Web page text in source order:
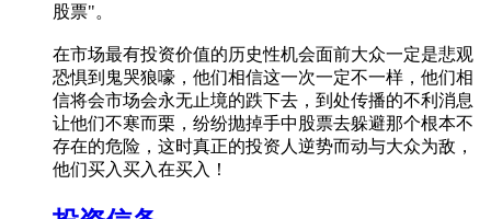
股票"。
在市场最有投资价值的历史性机会面前大众一定是悲观
恐惧到鬼哭狼嚎，他们相信这一次一定不一样，他们相
信将会市场会永无止境的跌下去，到处传播的不利消息
让他们不寒而栗，纷纷抛掉手中股票去躲避那个根本不
存在的危险，这时真正的投资人逆势而动与大众为敌，
他们买入买入在买入！